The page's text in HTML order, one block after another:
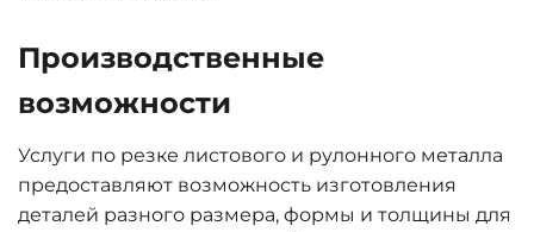
Производственные
возможности
Услуги по резке листового и рулонного металла
предоставляют возможность изготовления
деталей разного размера, формы и толщины для